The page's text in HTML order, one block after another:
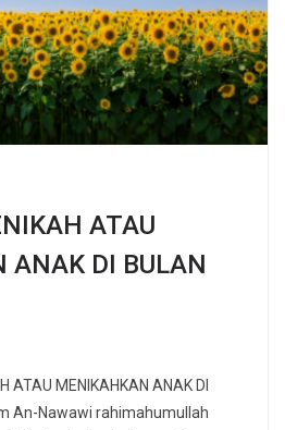
ATAU
ANAK DI BULAN
ATAU MENIKAHKAN ANAK DI
An-Nawawi rahimahumullah